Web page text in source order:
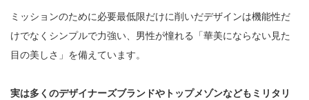
ミッションのために必要最低限だけに削いだデザインは機能性だ
けでなくシンプルで力強い、男性が憧れる「華美にならない見た
目の美しさ」を備えています。
実は多くのデザイナーズブランドやトップメゾンなどもミリタリ